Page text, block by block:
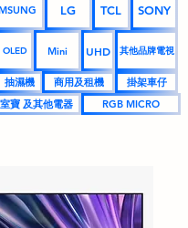
LG TCL SONY
OLED Mini UHD 其他品牌電視
抽濕機 商用及租機
掛架車仔
寶 及其他電器
RGB MICRO